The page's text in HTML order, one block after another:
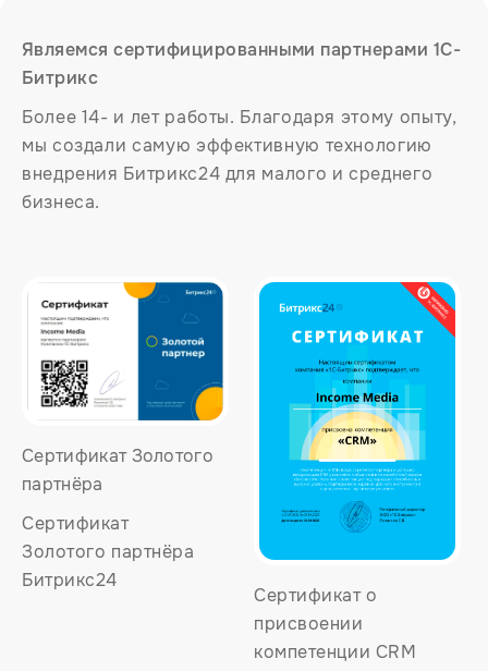
Являемся сертифицированными партнерами 1C-
Битрикс
Более 14- и лет работы. Благодаря этому опыту,
мы создали самую эффективную технологию
внедрения Битрикс24 для малого и среднего
бизнеса.
Сертификат Золотого
партнёра
Сертификат
Золотого партнёра
Битрикс24
Сертификат о
присвоении
компетенции CRM